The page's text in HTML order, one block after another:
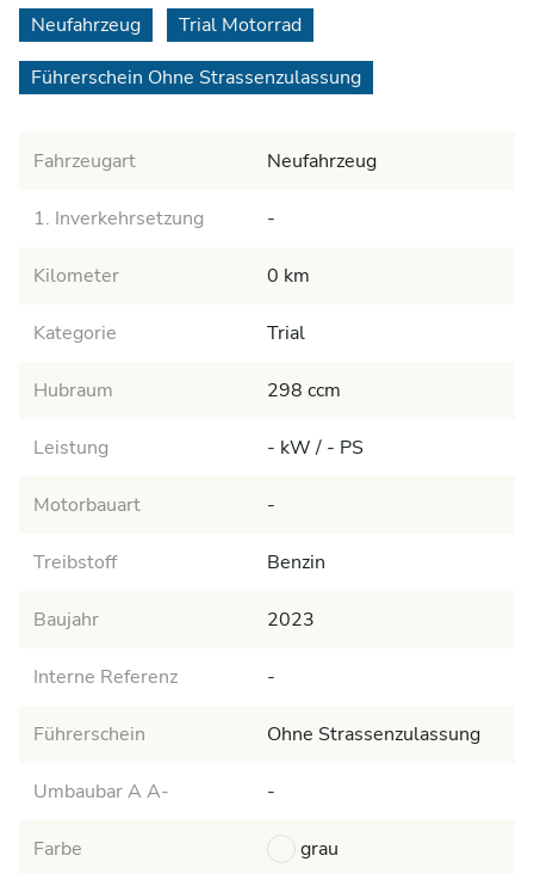
Neufahrzeug
Trial Motorrad
Führerschein Ohne Strassenzulassung
Fahrzeugart Neufahrzeug
1. Inverkehrsetzung -
Kilometer 0 km
Kategorie Trial
Hubraum 298 ccm
Leistung - kW / - PS
Motorbauart -
Treibstoff Benzin
Baujahr 2023
Interne Referenz -
Führerschein Ohne Strassenzulassung
Umbaubar A A- -
Farbe grau